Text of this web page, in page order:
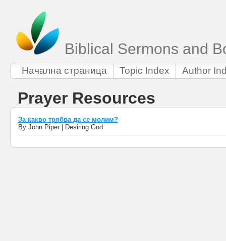
Biblical Sermons and
Начална страница Topic Index Author
Prayer Resources
За какво трябва да се молим?
By John Piper | Desiring God